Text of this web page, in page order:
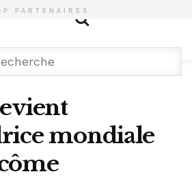
PARTENAIRES
mondiale